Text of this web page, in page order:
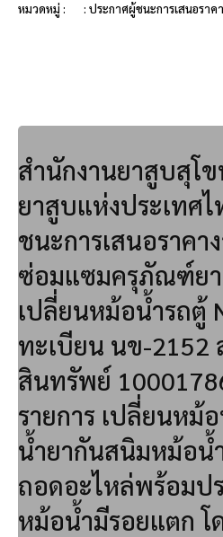
หมวดหมู่ : : ประกาศผู้ชนะการเสนอราคา
สำนักงานยาสูบสุโ
ยาสูบแห่งประเทศ
ชนะการเสนอราคา
ซ่อมแซมครุภัณฑ์ย
เปลี่ยนหม้อน้ำรถตู้
ทะเบียน นข-2152
สินทรัพย์
รายการ เปลี่ยนหม้
น้ำยากันสนิมหม้อน้
ถอดอะไหล่พร้อมป
หม้อน้ำมีรอยแตก โ